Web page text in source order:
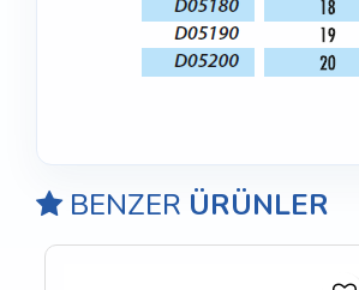
BENZER ÜRÜNLER